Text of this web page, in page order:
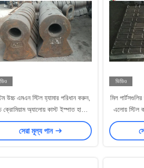
উচ্চ এমএন স্টিল হ্যামার পরিধান করুন,
ক্রোমিয়াম অ্যালোয় কাস্ট ইস্পাত হামার
EB19047
সেরা মূল্য পান
ভিডিও
মিল
এলোয় স্টিল